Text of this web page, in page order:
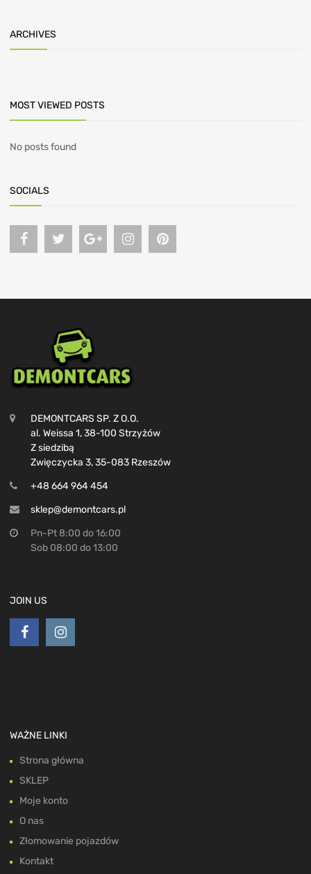
ARCHIVES
MOST VIEWED POSTS
No posts found
SOCIALS
DEMONTCARS SP. Z O.O.
al. Weissa 1, 38-100 Strzyżów
Z siedzibą
Zwięczycka 3, 35-083 Rzeszów
+48 664 964 454
sklep@demontcars.pl
Pn-Pt 8:00 do 16:00
Sob 08:00 do 13:00
JOIN US
WAŻNE LINKI
Strona główna
SKLEP
Moje konto
O nas
Złomowanie pojazdów
Kontakt